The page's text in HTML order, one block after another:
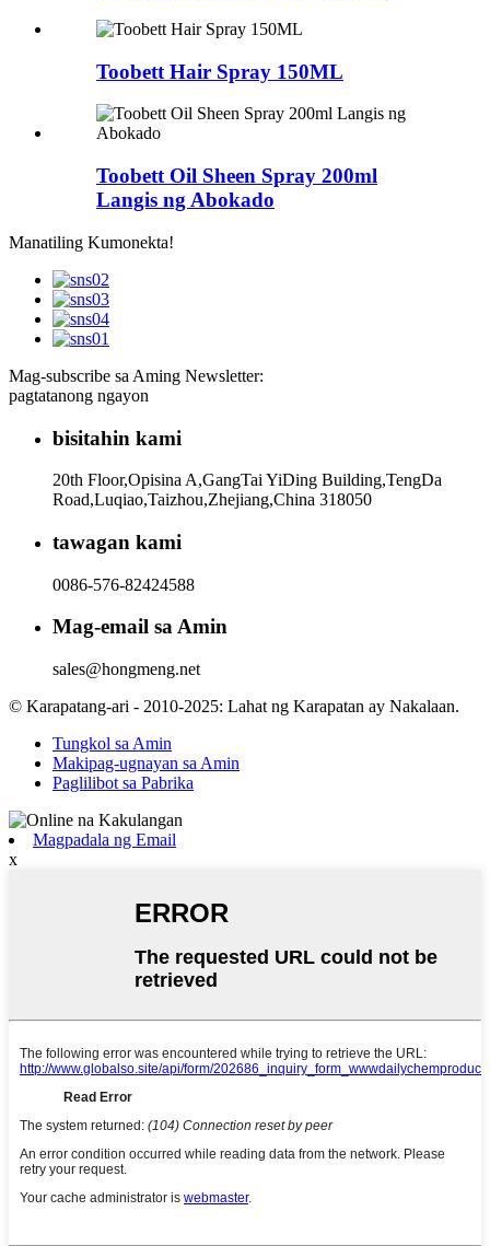
Toobett Hair Spray 150ML
Toobett Oil Sheen Spray 200ml
Langis ng Abokado
Manatiling Kumonekta!
Mag-subscribe sa Aming Newsletter:
pagtatanong ngayon
bisitahin kami
20th Floor,Opisina A,GangTai YiDing Building,TengDa
Road,Luqiao,Taizhou,Zhejiang,China 318050
tawagan kami
0086-576-82424588
Mag-email sa Amin
sales@hongmeng.net
© Karapatang-ari - 2010-2025: Lahat ng Karapatan ay Nakalaan.
Tungkol sa Amin
Makipag-ugnayan sa Amin
Paglilibot sa Pabrika
Magpadala ng Email
x